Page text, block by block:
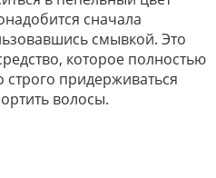
сначала
смывкой. Это
которое полностью
придерживаться
волосы.